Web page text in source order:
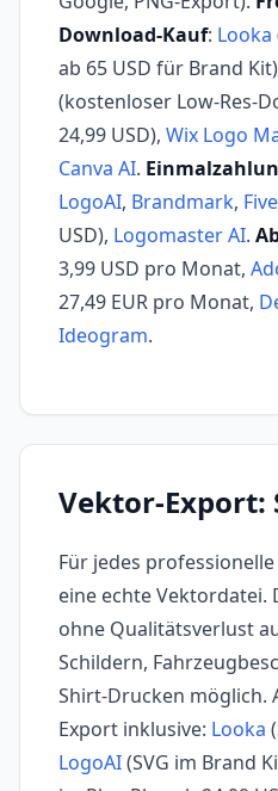
Download-Kauf: Looka
ab 65 USD für Brand
(kostenloser Low-Res-
24,99 USD), Wix Logo
Canva AI.
LogoAI, Brandmark,
USD), Logomaster AI.
3,99 USD pro Monat,
27,49 EUR pro Monat,
Ideogram.
Vektor-Export:
Für jedes
eine echte Vektordatei.
ohne Qualitätsverlust
Schildern,
Shirt-Drucken möglich.
Export inklusive: Looka
LogoAI(SVG im Brand